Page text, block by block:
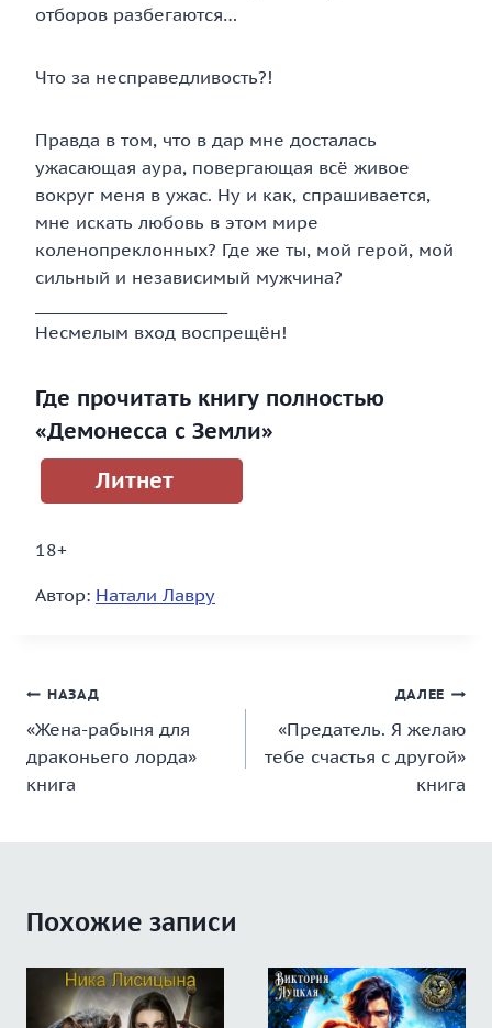
отборов разбегаются…
Что за несправедливость?!
Правда в том, что в дар мне досталась
ужасающая аура, повергающая всё живое
вокруг меня в ужас. Ну и как, спрашивается,
мне искать любовь в этом мире
коленопреклонных? Где же ты, мой герой, мой
сильный и независимый мужчина?
Несмелым вход воспрещён!
Где прочитать книгу полностью
«Демонесса с Земли»
Литнет
18+
Автор: Натали Лавру
Навигация
по
записям
НАЗАД
«Жена-рабыня для
драконьего лорда»
книга
ДАЛЕЕ
«Предатель. Я желаю
тебе счастья с другой»
книга
Похожие записи